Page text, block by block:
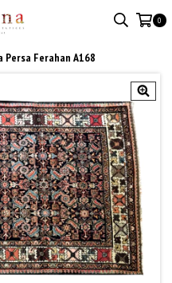
0
Persa Ferahan A168